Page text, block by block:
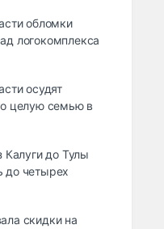
обломки
логокомплекса
осудят
целую семью в
Калуги до Тулы
до четырех
скидки на